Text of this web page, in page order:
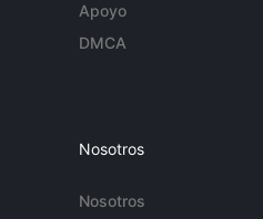
Apoyo
DMCA
Nosotros
Nosotros